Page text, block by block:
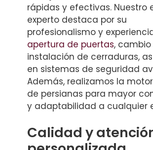
rápidas y efectivas. Nuestro
experto destaca por su
profesionalismo y
apertura de puertas, cambio
instalación de cerraduras,
en sistemas de seguridad
Además, realizamos la
de persianas para mayor
y adaptabilidad a cualquier
Calidad y